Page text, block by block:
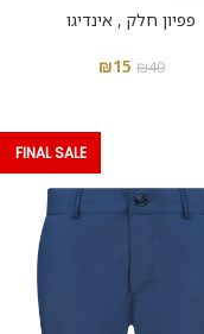
פפיון חלק , אינדיגו
₪40
₪15
FINAL SALE